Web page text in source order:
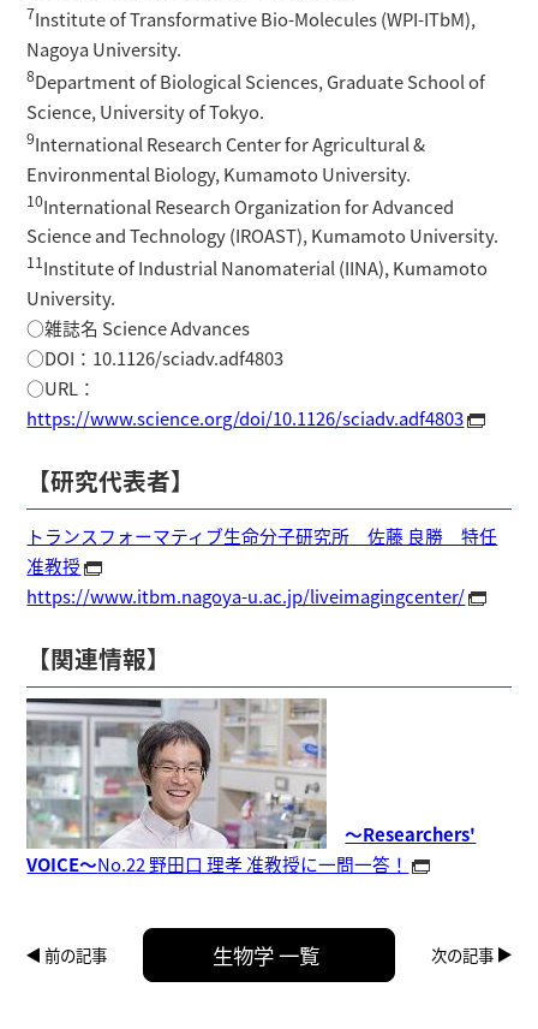
7Institute of Transformative Bio-Molecules (WPI-ITbM),
Nagoya University.
8Department of Biological Sciences, Graduate School of
Science, University of Tokyo.
9International Research Center for Agricultural &
Environmental Biology, Kumamoto University.
10International Research Organization for Advanced
Science and Technology (IROAST), Kumamoto University.
11Institute of Industrial Nanomaterial (IINA), Kumamoto
University.
○雑誌名 Science Advances
○DOI：10.1126/sciadv.adf4803
○URL：
https://www.science.org/doi/10.1126/sciadv.adf4803
【研究代表者】
トランスフォーマティブ生命分子研究所 佐藤 良勝 特任
准教授
https://www.itbm.nagoya-u.ac.jp/liveimagingcenter/
【関連情報】
～Researchers'
VOICE～No.22 野田口 理孝 准教授に一問一答！
前の記事 生物学 一覧 次の記事